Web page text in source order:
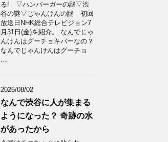
る! ▽ハンバーガーの謎▽渋
谷の謎▽じゃんけんの謎 初回
放送日NHK総合テレビジョン7
月31日(金)を紹介。 なんでじゃ
んけんはグーチョキパーなの？
なんでじゃんけんはグーチョ
…
2026/08/02
なんで渋谷に人が集まる
ようになった？ 奇跡の水
があったから